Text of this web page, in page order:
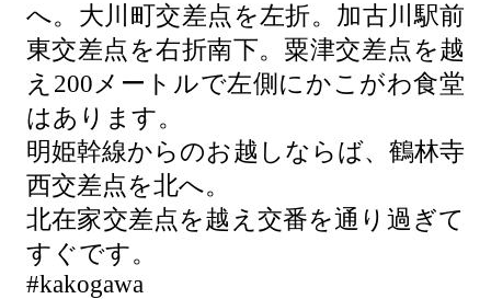
へ。大川町交差点を左折。加古川駅前
東交差点を右折南下。粟津交差点を越
え200メートルで左側にかこがわ食堂
はあります。
明姫幹線からのお越しならば、鶴林寺
西交差点を北へ。
北在家交差点を越え交番を通り過ぎて
すぐです。
#kakogawa